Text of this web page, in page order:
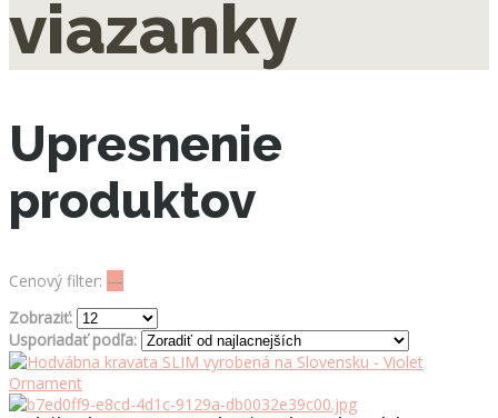
viazanky
Upresnenie
produktov
Cenový filter: —
Zobraziť:
Usporiadať podľa: